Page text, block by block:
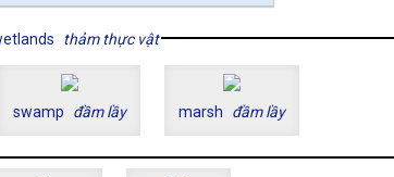
thảm thực vật
swamp đầm lầy marsh đầm lầy